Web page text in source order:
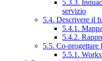
5.3.3.
servizio
5.4. Descrivere il
5.4.1.
5.4.2.
5.5. Co-progettare
5.5.1.